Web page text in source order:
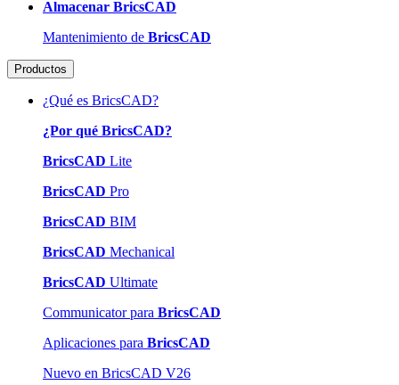
Almacenar BricsCAD
Mantenimiento de BricsCAD
Productos
¿Qué es BricsCAD?
¿Por qué BricsCAD?
BricsCAD Lite
BricsCAD Pro
BricsCAD BIM
BricsCAD Mechanical
BricsCAD Ultimate
Communicator para BricsCAD
Aplicaciones para BricsCAD
Nuevo en BricsCAD V26